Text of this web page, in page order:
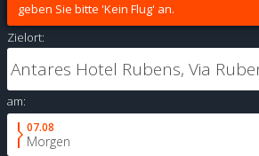
geben Sie bitte 'Kein Flug' an.
Zielort:
am:
07.08
Morgen